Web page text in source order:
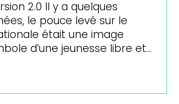
2.0 Il y a quelques
le pouce levé sur le
était une image
d’une jeunesse libre et…